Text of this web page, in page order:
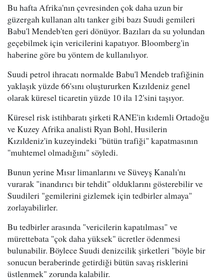
Bu hafta Afrika'nın çevresinden çok daha uzun bir
güzergah kullanan altı tanker gibi bazı Suudi gemileri
Babu'l Mendeb'ten geri dönüyor. Bazıları da su yolundan
geçebilmek için vericilerini kapatıyor. Bloomberg'in
haberine göre bu yöntem de kullanılıyor.
Suudi petrol ihracatı normalde Babu'l Mendeb trafiğinin
yaklaşık yüzde 66'sını oluştururken Kızıldeniz genel
olarak küresel ticaretin yüzde 10 ila 12'sini taşıyor.
Küresel risk istihbaratı şirketi RANE'in kıdemli Ortadoğu
ve Kuzey Afrika analisti Ryan Bohl, Husilerin
Kızıldeniz'in kuzeyindeki "bütün trafiği" kapatmasının
"muhtemel olmadığını" söyledi.
Bunun yerine Mısır limanlarını ve Süveyş Kanalı'nı
vurarak "inandırıcı bir tehdit" olduklarını gösterebilir ve
Suudileri "gemilerini gizlemek için tedbirler almaya"
zorlayabilirler.
Bu tedbirler arasında "vericilerin kapatılması" ve
mürettebata "çok daha yüksek" ücretler ödenmesi
bulunabilir. Böylece Suudi denizcilik şirketleri "böyle bir
sonucun beraberinde getirdiği bütün savaş risklerini
üstlenmek" zorunda kalabilir.